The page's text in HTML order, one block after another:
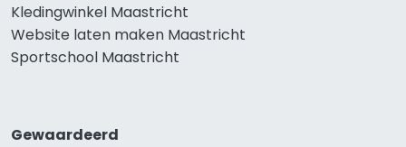
Kledingwinkel Maastricht
Website laten maken Maastricht
Sportschool Maastricht
Gewaardeerd